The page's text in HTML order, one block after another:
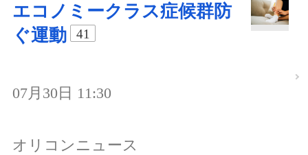
エコノミークラス症候群防
ぐ運動
41
07月30日 11:30
オリコンニュース